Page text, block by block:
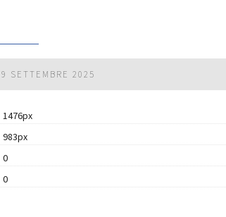
SETTEMBRE 2025
1476px
983px
0
0